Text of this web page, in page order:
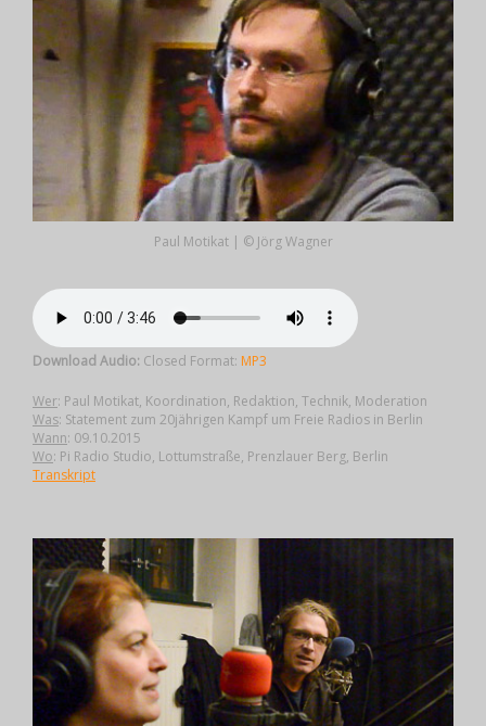
Paul Motikat | © Jörg Wagner
Download Audio: Closed Format: MP3
Wer: Paul Motikat, Koordination, Redaktion, Technik, Moderation
Was: Statement zum 20jährigen Kampf um Freie Radios in Berlin
Wann: 09.10.2015
Wo: Pi Radio Studio, Lottumstraße, Prenzlauer Berg, Berlin
Transkript